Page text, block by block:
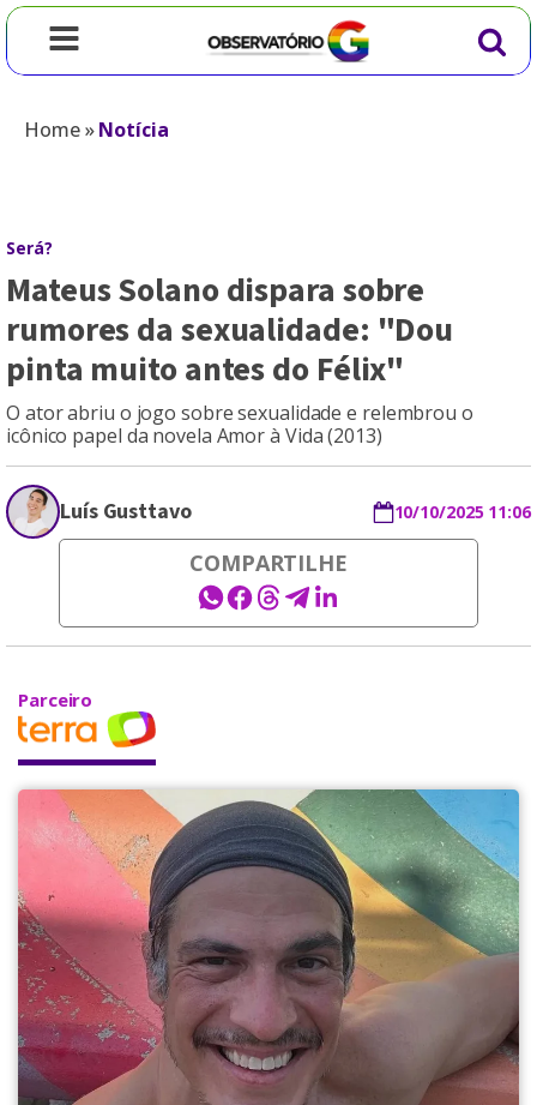
Home»Notícia
Será?
Mateus Solano dispara sobre
rumores da sexualidade: "Dou
pinta muito antes do Félix"
O ator abriu o jogo sobre sexualidade e relembrou o
icônico papel da novela Amor à Vida (2013)
Luís Gusttavo 10/10/2025 11:06
COMPARTILHE
Parceiro